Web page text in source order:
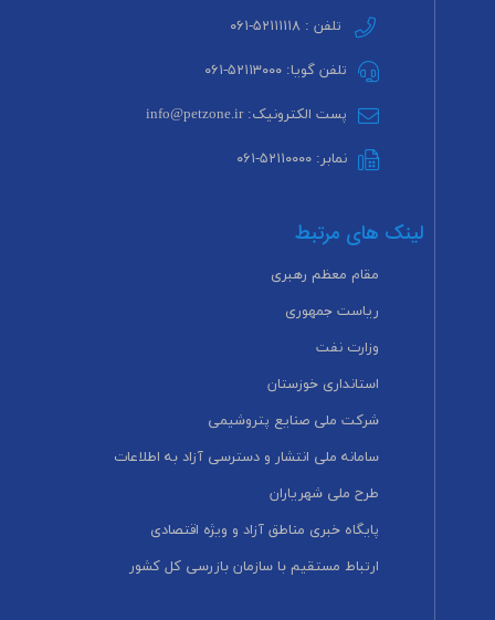
تلفن : ۵۲۱۱۱۱۱۸-۰۶۱
تلفن گویا: ۵۲۱۱۳۰۰۰-۰۶۱
پست الکترونیک: info@petzone.ir
نمابر: ۵۲۱۱۰۰۰۰-۰۶۱
لینک های مرتبط
مقام معظم رهبری
ریاست جمهوری
وزارت نفت
استانداری خوزستان
شرکت ملی صنایع پتروشیمی
سامانه ملی انتشار و دسترسی آزاد به اطلاعات
طرح ملی شهریاران
پایگاه خبری مناطق آزاد و ویژه اقتصادی
ارتباط مستقیم با سازمان بازرسی کل کشور